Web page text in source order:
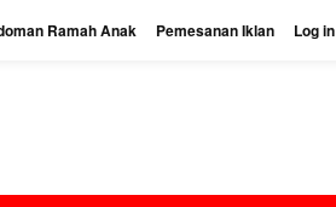
Ramah Anak Pemesanan Iklan Log in